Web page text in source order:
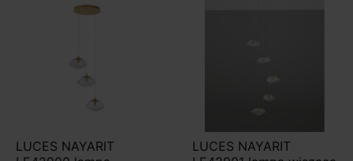
LUCES NAYARIT
LUCES NAYARIT